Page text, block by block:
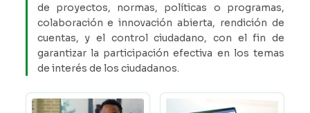
de proyectos, normas, políticas o programas,
colaboración e innovación abierta, rendición de
cuentas, y el control ciudadano, con el fin de
garantizar la participación efectiva en los temas
de interés de los ciudadanos.